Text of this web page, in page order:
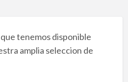
tenemos disponible
amplia seleccion de